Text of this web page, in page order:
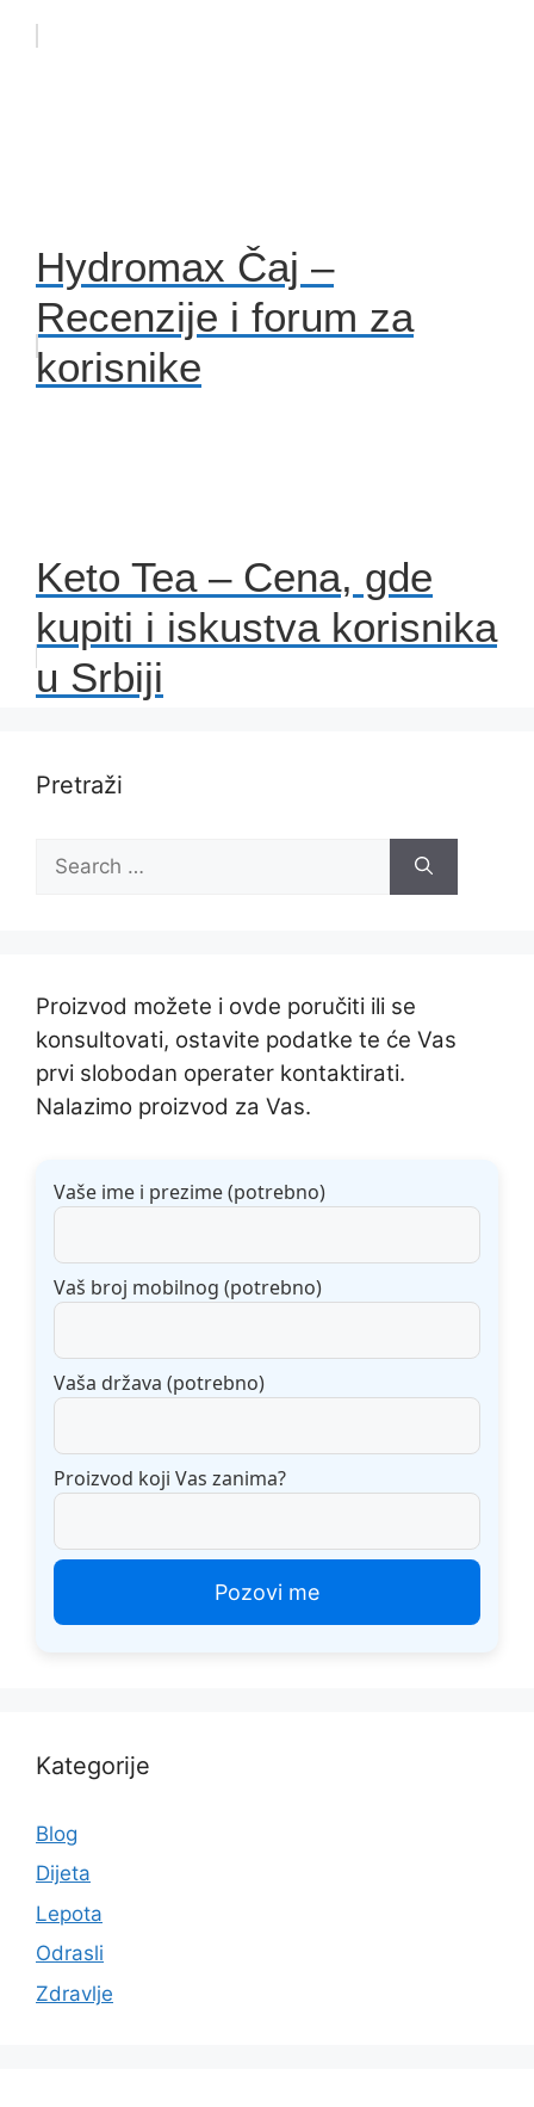
Hydromax Čaj –
Recenzije i forum za
korisnike
Keto Tea – Cena, gde
kupiti i iskustva korisnika
u Srbiji
Pretraži
for:
Proizvod možete i ovde poručiti ili se
konsultovati, ostavite podatke te će Vas
prvi slobodan operater kontaktirati.
Nalazimo proizvod za Vas.
Vaše ime i prezime (potrebno)
Vaš broj mobilnog (potrebno)
Vaša država (potrebno)
Proizvod koji Vas zanima?
Kategorije
Blog
Dijeta
Lepota
Odrasli
Zdravlje